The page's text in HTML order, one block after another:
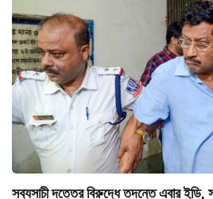
সব্যসাচী দত্তের বিরুদ্ধে তদন্তে এবার ইডি,